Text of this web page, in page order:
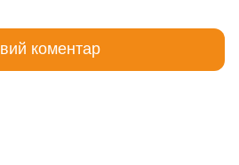
коментар